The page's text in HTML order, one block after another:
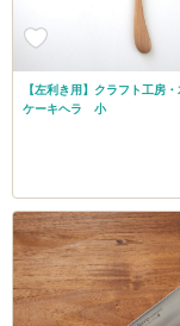
【左利き用】クラフト工房
ケーキヘラ 小